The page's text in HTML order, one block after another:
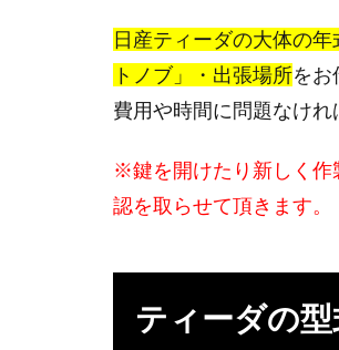
注
意
下
さ
6
日産
鍵・
スマ
日産ティーダの大体の
トノブ」・出張場所をお
費用や時間に問題なけ
※鍵を開けたり新しく作
認を取らせて頂きます。
ティーダの